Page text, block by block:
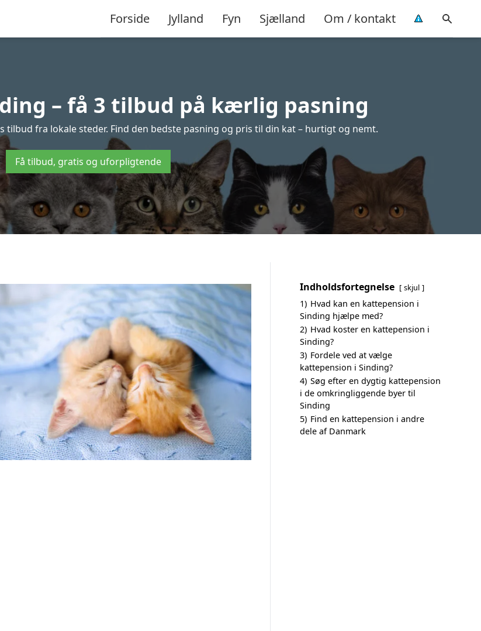
Forside Jylland Fyn Sjælland Om / kontakt
– få 3 tilbud på kærlig pasning
fra lokale steder. Find den bedste pasning og pris til din kat – hurtigt og nemt.
Få tilbud, gratis og uforpligtende
Indholdsfortegnelse skjul
1) Hvad kan en kattepension i
Sinding hjælpe med?
2) Hvad koster en kattepension i
Sinding?
3) Fordele ved at vælge
kattepension i Sinding?
4) Søg efter en dygtig kattepension
i de omkringliggende byer til
Sinding
5) Find en kattepension i andre
dele af Danmark